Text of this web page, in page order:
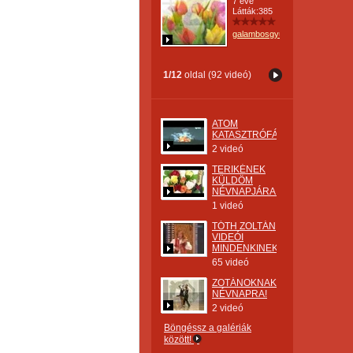
Látták:385
galambosgyulane
1/12 oldal (92 videó)
ATOM
KATASZTRÓFÁK
2 videó
TERIKÉNEK
KÜLDÖM
NÉVNAPJÁRA.
1 videó
TÓTH ZOLTÁN
VIDEÓI
MINDENKINEK.
65 videó
ZOTÁNOKNAK,
NÉVNAPRA!
2 videó
Böngéssz a galériák
között!